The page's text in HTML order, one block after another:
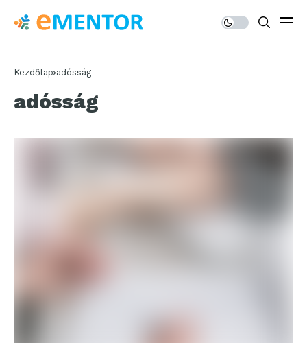
Kezdőlap adósság
adósság